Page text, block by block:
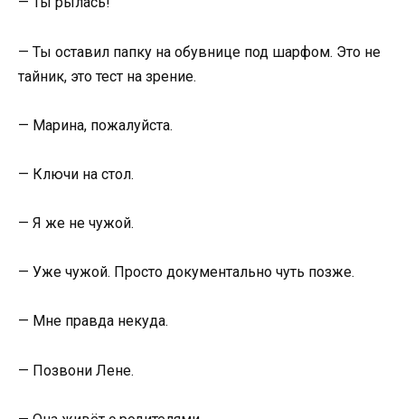
— Ты оставил папку на обувнице под шарфом. Это не
тайник, это тест на зрение.
— Марина, пожалуйста.
— Ключи на стол.
— Я же не чужой.
— Уже чужой. Просто документально чуть позже.
— Мне правда некуда.
— Позвони Лене.